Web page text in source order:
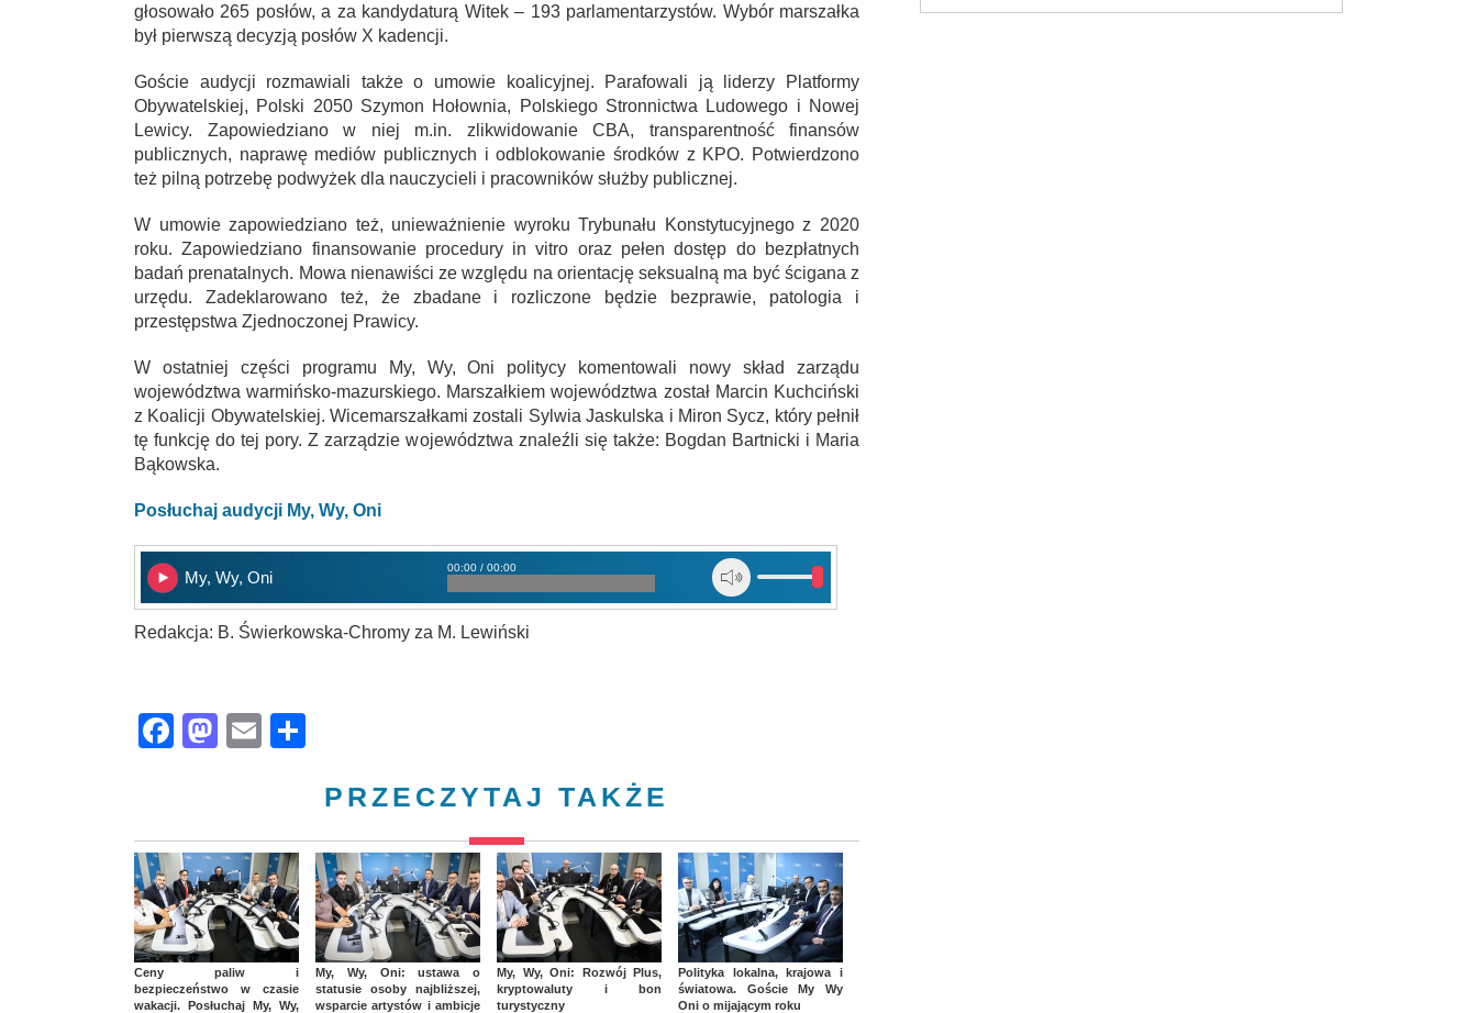
głosowało 265 posłów, a za kandydaturą Witek – 193 parlamentarzystów. Wybór marszałka
był pierwszą decyzją posłów X kadencji.
Goście audycji rozmawiali także o umowie koalicyjnej. Parafowali ją liderzy Platformy
Obywatelskiej, Polski 2050 Szymon Hołownia, Polskiego Stronnictwa Ludowego i Nowej
Lewicy. Zapowiedziano w niej m.in. zlikwidowanie CBA, transparentność finansów
publicznych, naprawę mediów publicznych i odblokowanie środków z KPO. Potwierdzono
też pilną potrzebę podwyżek dla nauczycieli i pracowników służby publicznej.
W umowie zapowiedziano też, unieważnienie wyroku Trybunału Konstytucyjnego z 2020
roku. Zapowiedziano finansowanie procedury in vitro oraz pełen dostęp do bezpłatnych
badań prenatalnych. Mowa nienawiści ze względu na orientację seksualną ma być ścigana z
urzędu. Zadeklarowano też, że zbadane i rozliczone będzie bezprawie, patologia i
przestępstwa Zjednoczonej Prawicy.
W ostatniej części programu My, Wy, Oni politycy komentowali nowy skład zarządu
województwa warmińsko-mazurskiego. Marszałkiem województwa został Marcin Kuchciński
z Koalicji Obywatelskiej. Wicemarszałkami zostali Sylwia Jaskulska i Miron Sycz, który pełnił
tę funkcję do tej pory. Z zarządzie województwa znaleźli się także: Bogdan Bartnicki i Maria
Bąkowska.
Posłuchaj audycji My, Wy, Oni
My, Wy, Oni
00:00 / 00:00
Redakcja: B. Świerkowska-Chromy za M. Lewiński
Facebook
Mastodon
Email
PRZECZYTAJ TAKŻE
Ceny paliw i
bezpieczeństwo w czasie
wakacji. Posłuchaj My, Wy,
My, Wy, Oni: ustawa o
statusie osoby najbliższej,
wsparcie artystów i ambicje
My, Wy, Oni: Rozwój Plus,
kryptowaluty i bon
turystyczny
Polityka lokalna, krajowa i
światowa. Goście My Wy
Oni o mijającym roku